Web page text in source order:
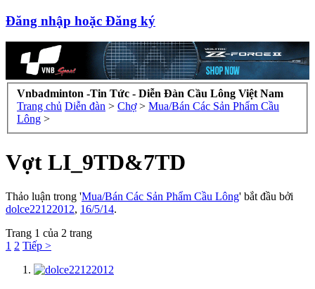
Đăng nhập hoặc Đăng ký
Vnbadminton -Tin Tức - Diễn Đàn Cầu Lông Việt Nam
Trang chủ Diễn đàn > Chợ > Mua/Bán Các Sản Phẩm Cầu
Lông >
Vợt LI_9TD&7TD
Thảo luận trong 'Mua/Bán Các Sản Phẩm Cầu Lông' bắt đầu bởi
dolce22122012, 16/5/14.
Trang 1 của 2 trang
1 2 Tiếp >